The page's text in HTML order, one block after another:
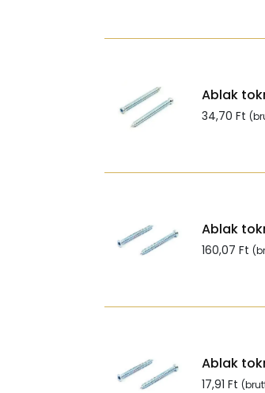
Ablak
34,70 Ft
Ablak
160,07 Ft
Ablak
17,91 Ft